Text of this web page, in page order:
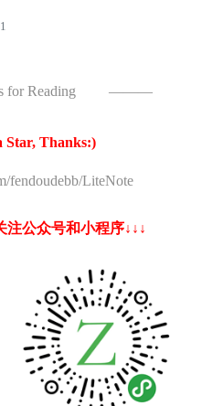
for Reading ———
Star, Thanks:)
fendoudebb/LiteNote
注公众号和小程序↓↓↓